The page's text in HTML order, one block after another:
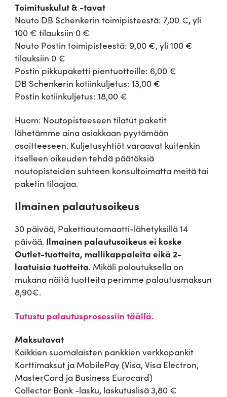
Toimituskulut & -tavat
Nouto DB Schenkerin toimipisteestä: 7,00 €, yli
100 € tilauksiin 0 €
Nouto Postin toimipisteestä: 9,00 €, yli 100 €
tilauksiin 0 €
Postin pikkupaketti pientuotteille: 6,00 €
DB Schenkerin kotiinkuljetus: 13,00 €
Postin kotiinkuljetus: 18,00 €
Huom: Noutopisteeseen tilatut paketit
lähetämme aina asiakkaan pyytämään
osoitteeseen. Kuljetusyhtiöt varaavat kuitenkin
itselleen oikeuden tehdä päätöksiä
noutopisteiden suhteen konsultoimatta meitä tai
paketin tilaajaa.
Ilmainen palautusoikeus
30 päivää, Pakettiautomaatti-lähetyksillä 14
päivää. Ilmainen palautusoikeus ei koske
Outlet-tuotteita, mallikappaleita eikä 2-
laatuisia tuotteita. Mikäli palautuksella on
mukana näitä tuotteita perimme palautusmaksun
8,90€.
Tutustu palautusprosessiin täällä.
Maksutavat
Kaikkien suomalaisten pankkien verkkopankit
Korttimaksut ja MobilePay (Visa, Visa Electron,
MasterCard ja Business Eurocard)
Collector Bank -lasku, laskutuslisä 3,80 €